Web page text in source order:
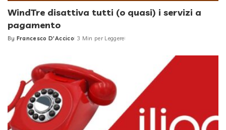
WindTre disattiva tutti (o quasi) i servizi a
pagamento
Posted
By Francesco D'Accico 3 Min per Leggere